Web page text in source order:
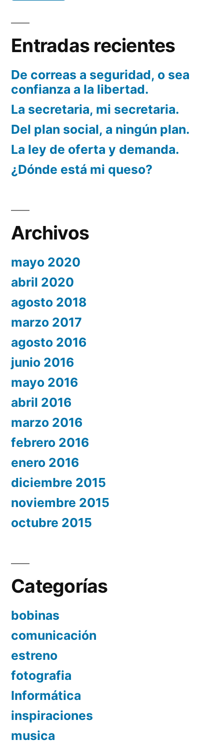
Entradas recientes
De correas a seguridad, o sea
confianza a la libertad.
La secretaria, mi secretaria.
Del plan social, a ningún plan.
La ley de oferta y demanda.
¿Dónde está mi queso?
Archivos
mayo 2020
abril 2020
agosto 2018
marzo 2017
agosto 2016
junio 2016
mayo 2016
abril 2016
marzo 2016
febrero 2016
enero 2016
diciembre 2015
noviembre 2015
octubre 2015
Categorías
bobinas
comunicación
estreno
fotografia
Informática
inspiraciones
musica